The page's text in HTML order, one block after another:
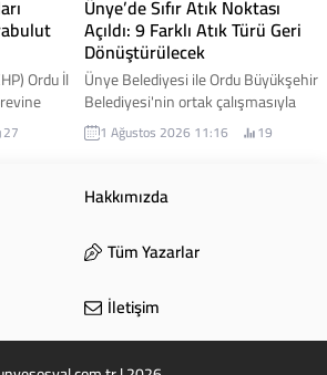
Ordu İl
27
Ünye’de Sıfır Atık Noktası
Açıldı: 9 Farklı Atık Türü Geri
Dönüştürülecek
Ünye Belediyesi ile Ordu Büyükşehir
Belediyesi'nin ortak çalışmasıyla
hayata geçirilen Sıfır Atık Noktası
hizmete açıldı. Yeni merkez
dönüştürülebilir atıklarını kaynağında
ayrıştırarak hem çevrenin
ekonomisine katkı sağlayabilecek.
1 Ağustos 2026 11:16 19
Hakkımızda
Tüm Yazarlar
İletişim